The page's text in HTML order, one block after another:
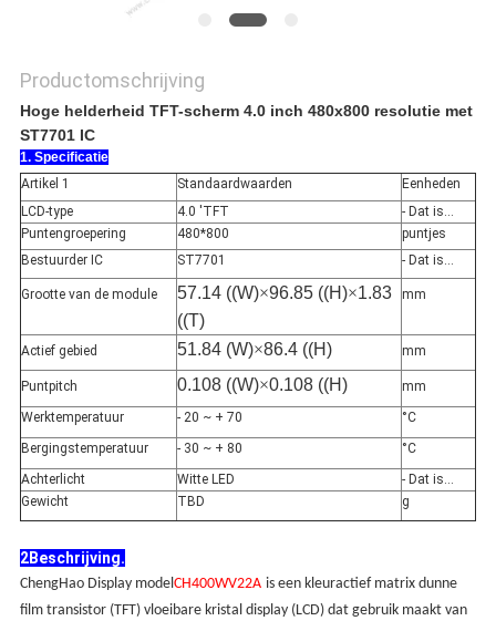
Productomschrijving
Hoge helderheid TFT-scherm 4.0 inch 480x800 resolutie met
ST7701 IC
1. Specificatie
Artikel 1
Standaardwaarden
Eenheden
LCD-type
4.0 ′TFT
- Dat is...
Puntengroepering
480*800
puntjes
Bestuurder IC
ST7701 - Dat is...
Grootte van de module 57.14 ((W)×96.85 ((H)×1.83
((T)
mm
Actief gebied 51.84 (W)×86.4 ((H) mm
Puntpitch 0.108 ((W)×0.108 ((H)
mm
Werktemperatuur
- 20 ~ + 70
°C
Bergingstemperatuur
- 30 ~ + 80
°C
Achterlicht
Witte LED
- Dat is...
Gewicht
TBD g
2Beschrijving.
ChengHao Display modelCH400WV22A is een kleuractief matrix dunne
film transistor (TFT) vloeibare kristal display (LCD) dat gebruik maakt van